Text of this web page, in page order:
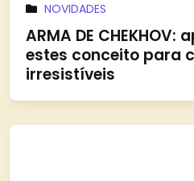
NOVIDADES
ARMA DE
estes conceito para
irresistíveis